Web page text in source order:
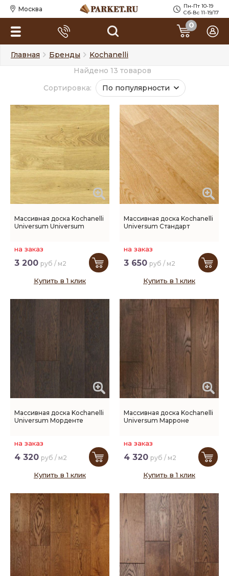
Москва
Пн-Пт 10-19
Сб-Вс 11-19/17
0
Главная Бренды
Kochanelli
Найдено 13 товаров
Сортировка:
По популярности
Массивная доска Kochanelli
Universum Universum
на заказ
3 200 руб / м2
Купить в 1 клик
Массивная доска Kochanelli
Universum Стандарт
на заказ
3 650 руб / м2
Купить в 1 клик
Массивная доска Kochanelli
Universum Морденте
на заказ
4 320 руб / м2
Купить в 1 клик
Массивная доска Kochanelli
Universum Марроне
на заказ
4 320 руб / м2
Купить в 1 клик